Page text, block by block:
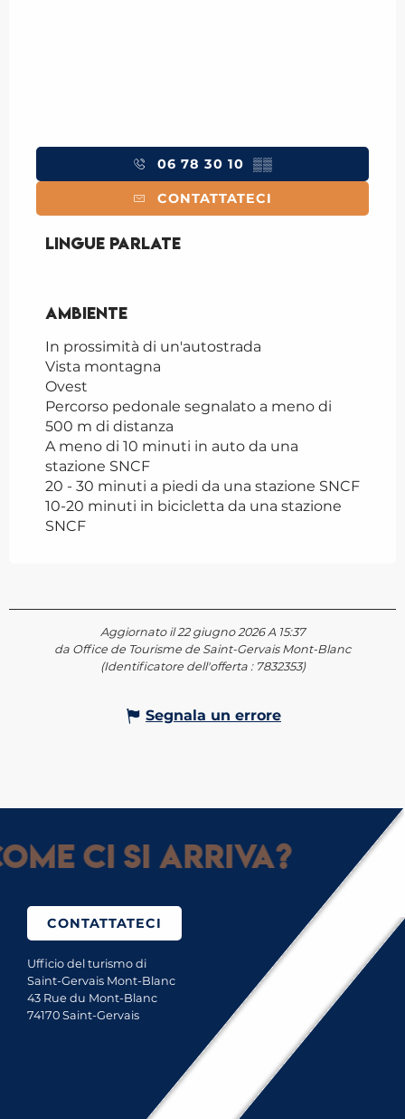
06 78 30 10 ▒▒
CONTATTATECI
Lingue parlate
Lingue parlate
Ambiente
Ambiente
In prossimità di un'autostrada
Vista montagna
Ovest
Percorso pedonale segnalato a meno di
500 m di distanza
A meno di 10 minuti in auto da una
stazione SNCF
20 - 30 minuti a piedi da una stazione SNCF
10-20 minuti in bicicletta da una stazione
SNCF
Aggiornato il 22 giugno 2026 A 15:37
da Office de Tourisme de Saint-Gervais Mont-Blanc
(Identificatore dell'offerta : 7832353)
Segnala un errore
ci si arriva?
CONTATTATECI
Ufficio del turismo di
Saint-Gervais Mont-Blanc
43 Rue du Mont-Blanc
74170 Saint-Gervais